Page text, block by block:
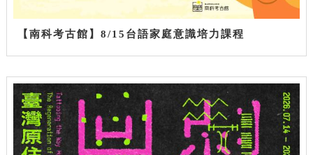
【南科考古館】8/15台語家庭意識培力課程